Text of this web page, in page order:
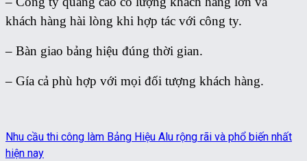
khách hàng hài lòng khi hợp tác với công ty.
– Bàn giao bảng hiệu đúng thời gian.
– Gía cả phù hợp với mọi đối tượng khách hàng.
Nhu cầu thi công làm Bảng Hiệu Alu rộng rãi và phổ biến nhất
hiện nay